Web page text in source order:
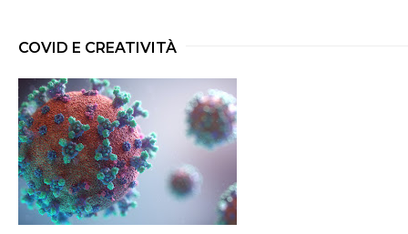
COVID E CREATIVITÀ